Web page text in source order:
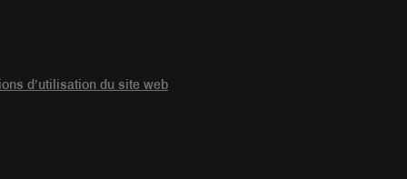
d’utilisation du site web